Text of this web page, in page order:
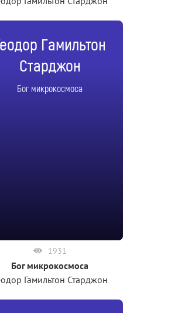
Гамильтон
Старджон
Бог микрокосмоса
1931
Бог микрокосмоса
Гамильтон Старджон